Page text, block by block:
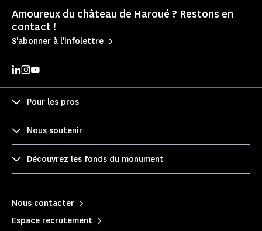
Amoureux du château de Haroué ? Restons en
contact !
S'abonner à l'infolettre
Pour les pros
Nous soutenir
Découvrez les fonds du monument
Nous contacter
Espace recrutement